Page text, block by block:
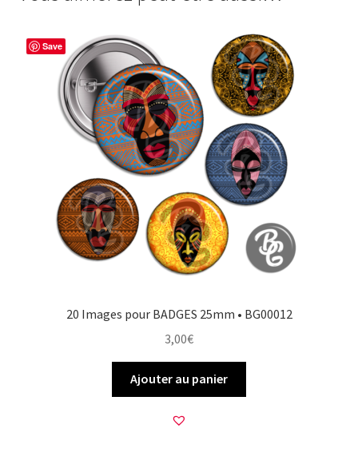
o
o
e
s
t
e
r
g
e
r
Save
20 Images pour BADGES 25mm • BG00012
3,00€
Ajouter au panier